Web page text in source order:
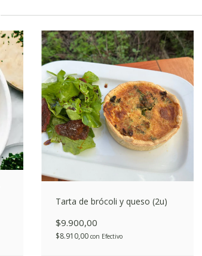
Tarta de brócoli y queso (2u)
$9.900,00
$8.910,00 con Efectivo